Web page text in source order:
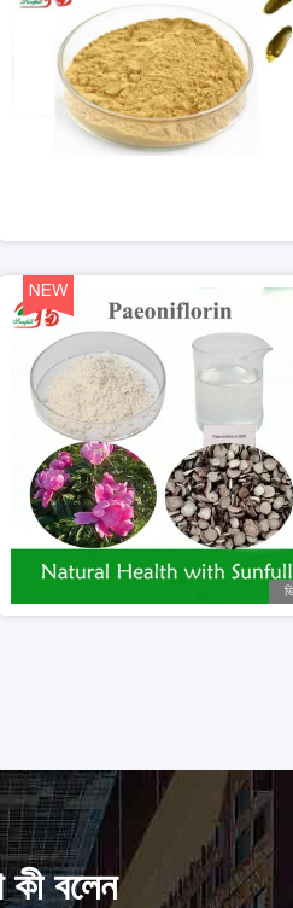
কী বলেন